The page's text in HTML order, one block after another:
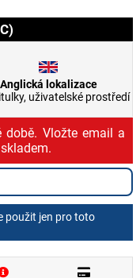
Anglická lokalizace
uživatelské prostředí
době. Vložte email a
použit jen pro toto